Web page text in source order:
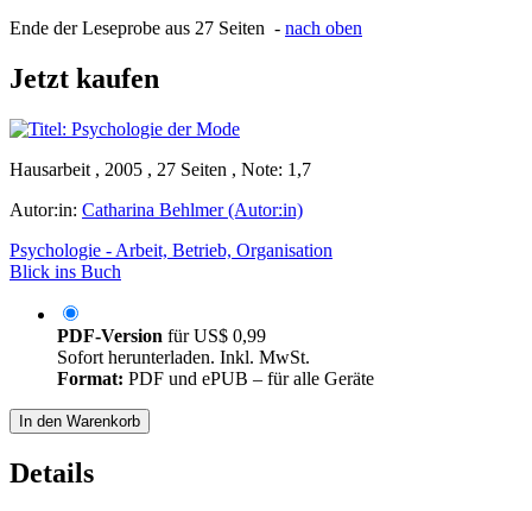
Ende der Leseprobe aus 27 Seiten - nach oben
Jetzt kaufen
Hausarbeit , 2005 , 27 Seiten , Note: 1,7
Autor:in: Catharina Behlmer (Autor:in)
Psychologie - Arbeit, Betrieb, Organisation
Blick ins Buch
PDF-Version fürUS$ 0,99
Sofort herunterladen. Inkl. MwSt.
Format: PDF und ePUB – für alle Geräte
In den Warenkorb
Details